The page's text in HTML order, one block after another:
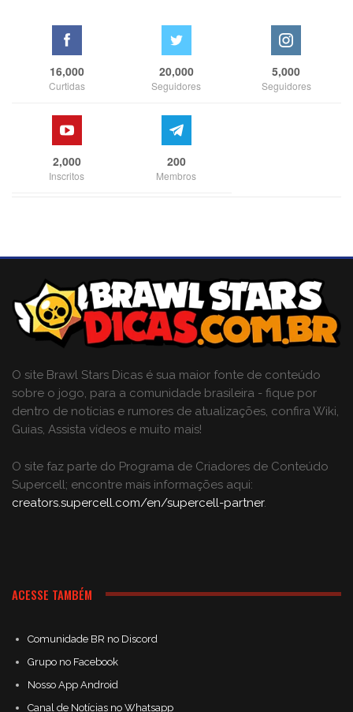
16,000
Curtidas
20,000
Seguidores
5,000
Seguidores
2,000
Inscritos
200
Membros
O site Brawl Stars Dicas é sua maior fonte de conteúdo
sobre o jogo, para a comunidade brasileira - fique por
dentro de notícias e rumores de atualizações, confira Wiki,
Guias, Assista vídeos e muito mais!
O site faz parte do Programa de Criadores de Conteúdo
Supercell; encontre mais informações aqui:
creators.supercell.com/en/supercell-partner.
ACESSE TAMBÉM
Comunidade BR no Discord
Grupo no Facebook
Nosso App Android
Canal de Notícias no Whatsapp